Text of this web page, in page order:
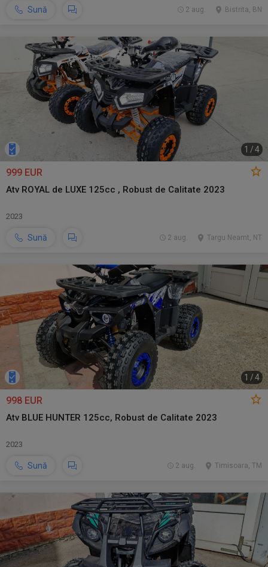
Sună Bistrita, BN
2 aug.
1 /4
999 EUR
Atv ROYAL de LUXE 125cc , Robust de Calitate 2023
2023
Sună Targu Neamt, NT
2 aug.
1 /4
998 EUR
Atv BLUE HUNTER 125cc, Robust de Calitate 2023
2023
Sună Timisoara, TM
2 aug.